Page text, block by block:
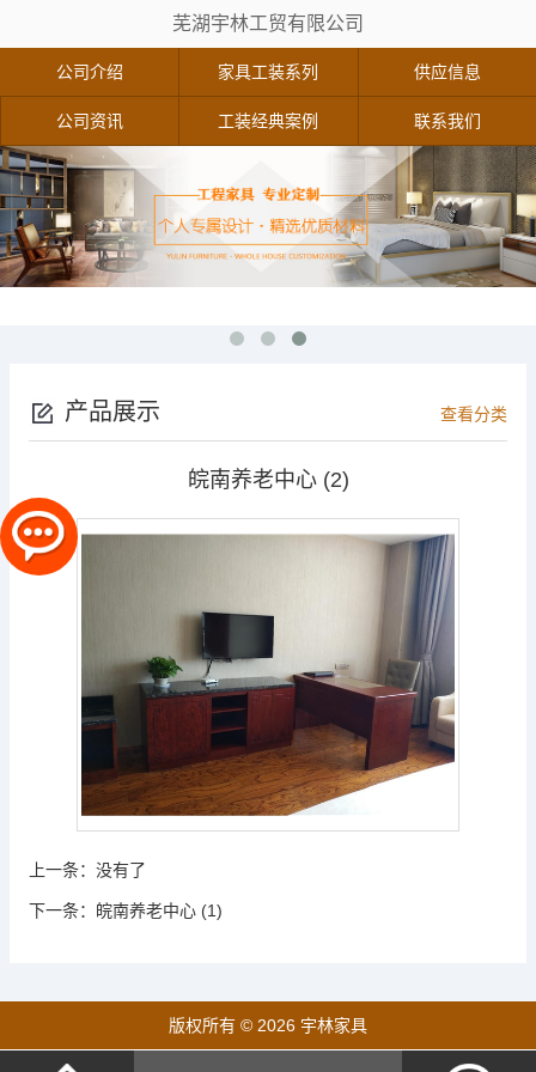
芜湖宇林工贸有限公司
公司介绍 家具工装系列 供应信息
公司资讯 工装经典案例 联系我们
产品展示 查看分类
皖南养老中心 (2)
上一条： 没有了
下一条： 皖南养老中心 (1)
版权所有 © 2026 宇林家具